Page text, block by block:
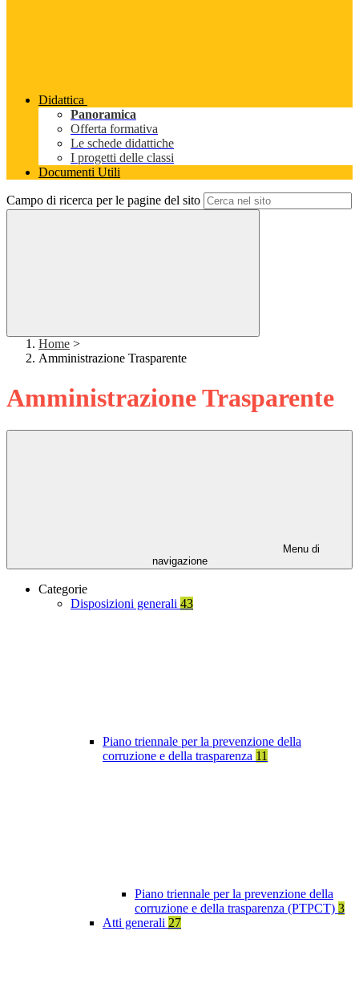
Didattica
Panoramica
Offerta formativa
Le schede didattiche
I progetti delle classi
Documenti Utili
Campo di ricerca per le pagine del sito
Home >
Amministrazione Trasparente
Amministrazione Trasparente
Menu di
navigazione
Categorie
Disposizioni generali 43
Piano triennale per la prevenzione della
corruzione e della trasparenza 11
Piano triennale per la prevenzione della
corruzione e della trasparenza (PTPCT) 3
Atti generali 27